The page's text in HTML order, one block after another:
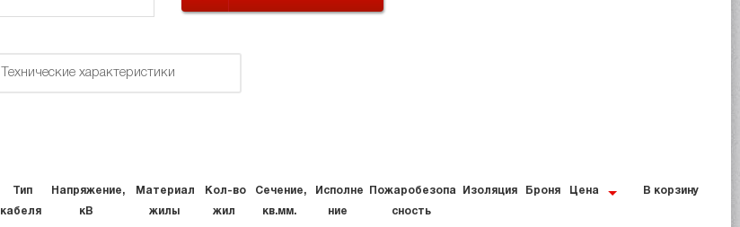
Технические характеристики
Тип
кабеля
Напряжение,
кВ
Материал
жилы
Кол-во
жил
Сечение,
кв.мм.
Исполне
ние
Пожаробезопа
сность
Изоляция Броня Цена В корзину